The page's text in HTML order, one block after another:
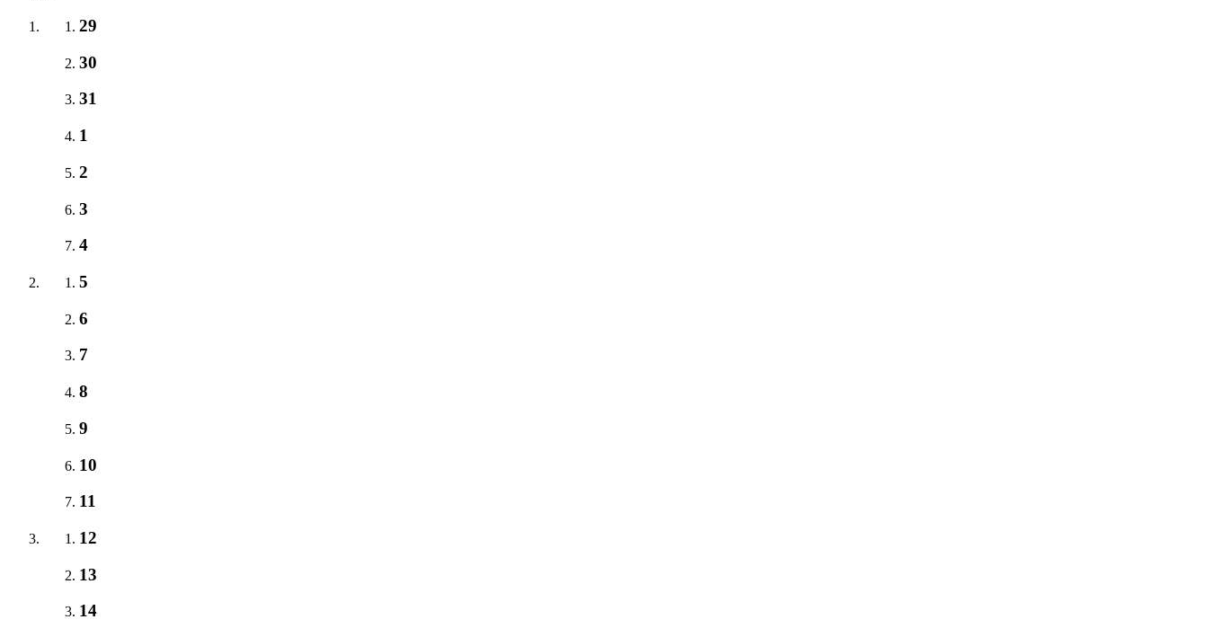
29
30
31
1
2
3
4
5
6
7
8
9
10
11
12
13
14